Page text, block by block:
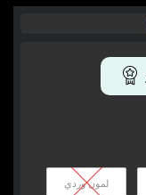
لمون وردي